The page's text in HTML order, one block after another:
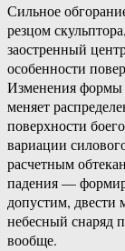
Сильное
резцом
заостренный
особенности
Изменения формы
меняет
поверхности
вариации
расчетным
падения —
допустим, двести
небесный снаряд
вообще.